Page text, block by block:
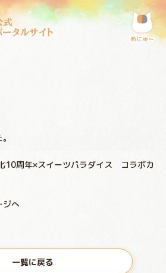
式
ータルサイト
めにゅ〜
10周年×スイーツパラダイス コラボカ
ジへ
一覧に戻る